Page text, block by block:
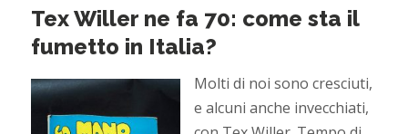
Tex Willer ne fa 70: come sta il
fumetto in Italia?
Molti di noi sono cresciuti,
e alcuni anche invecchiati,